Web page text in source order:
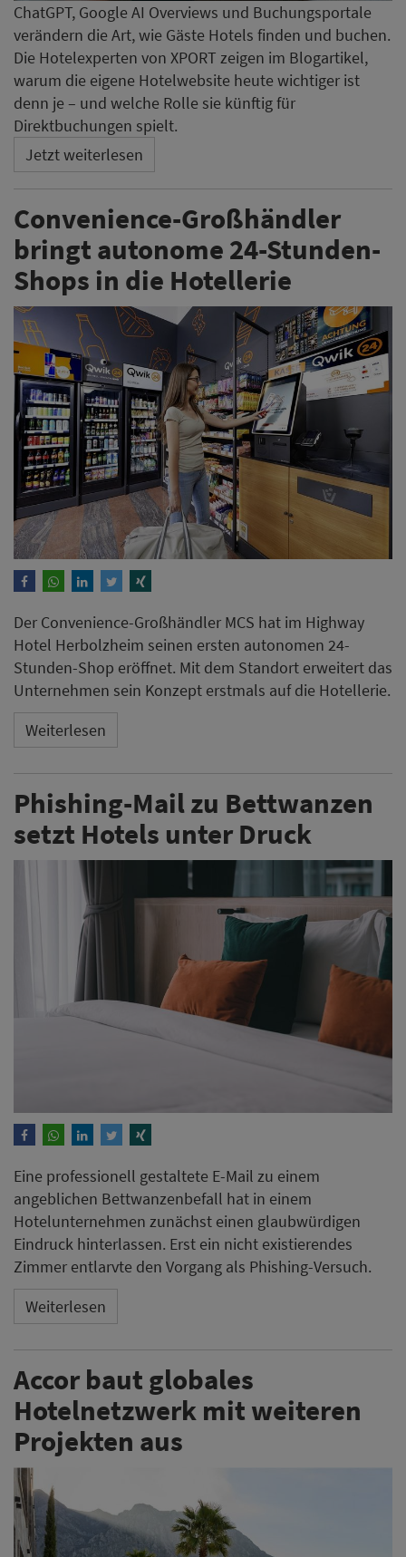
ChatGPT, Google AI Overviews und Buchungsportale
verändern die Art, wie Gäste Hotels finden und buchen.
Die Hotelexperten von XPORT zeigen im Blogartikel,
warum die eigene Hotelwebsite heute wichtiger ist
denn je – und welche Rolle sie künftig für
Direktbuchungen spielt.
Jetzt weiterlesen
Convenience-Großhändler
bringt autonome 24-Stunden-
Shops in die Hotellerie
Der Convenience-Großhändler MCS hat im Highway
Hotel Herbolzheim seinen ersten autonomen 24-
Stunden-Shop eröffnet. Mit dem Standort erweitert das
Unternehmen sein Konzept erstmals auf die Hotellerie.
Weiterlesen
Phishing-Mail zu Bettwanzen
setzt Hotels unter Druck
Eine professionell gestaltete E-Mail zu einem
angeblichen Bettwanzenbefall hat in einem
Hotelunternehmen zunächst einen glaubwürdigen
Eindruck hinterlassen. Erst ein nicht existierendes
Zimmer entlarvte den Vorgang als Phishing-Versuch.
Weiterlesen
Accor baut globales
Hotelnetzwerk mit weiteren
Projekten aus